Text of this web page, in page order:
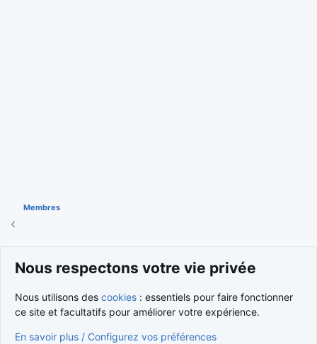
Membres
Cookies
Politique de confidentialité
Aide Accueil
R
S
S
Traduction française parXenForo FR|Media embeds via s9e/MediaSites
Nous respectons votre vie privée
Nous utilisons des cookies : essentiels pour faire fonctionner
ce site et facultatifs pour améliorer votre expérience.
En savoir plus / Configurez vos préférences